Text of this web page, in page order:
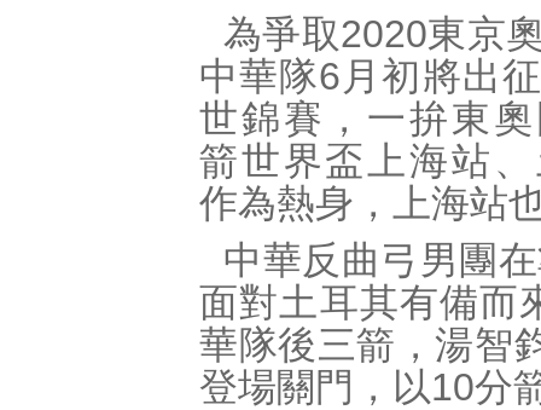
為爭取2020東京
中華隊6月初將出
世錦賽，一拚東
箭世界盃上海站
作為熱身，上海站
中華反曲弓男團
面對土耳其有備而
華隊後三箭，湯智
登場關門，以10分